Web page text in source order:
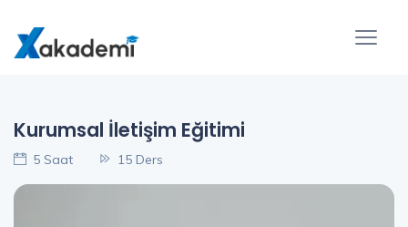
Kurumsal İletişim Eğitimi
5 Saat 15 Ders